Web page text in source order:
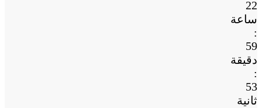
للاحتكاك
22
ساعة
:
59
دقيقة
:
53
ثانية